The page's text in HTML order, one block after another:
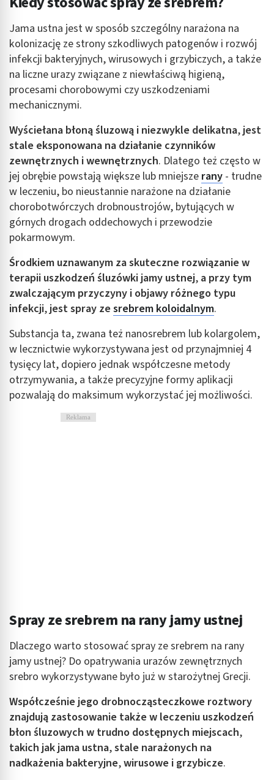
Jama ustna jest w sposób szczególny narażona na
kolonizację ze strony szkodliwych patogenów i rozwój
infekcji bakteryjnych, wirusowych i grzybiczych, a także
na liczne urazy związane z niewłaściwą higieną,
procesami chorobowymi czy uszkodzeniami
mechanicznymi.
Wyściełana błoną śluzową i niezwykle delikatna,jest
stale eksponowana na działanie czynników
zewnętrznych i wewnętrznych. Dlatego też często w
jej obrębie powstają większe lub mniejsze rany - trudne
w leczeniu, bo nieustannie narażone na działanie
chorobotwórczych drobnoustrojów, bytujących w
górnych drogach oddechowych i przewodzie
pokarmowym.
Środkiem uznawanym za skuteczne rozwiązanie w
terapii uszkodzeń śluzówki jamy ustnej, a przy tym
zwalczającym przyczyny i objawy różnego typu
infekcji,jest spray zesrebrem koloidalnym.
Substancja ta, zwana też nanosrebrem lub kolargolem,
w lecznictwie wykorzystywana jest od przynajmniej 4
tysięcy lat, dopiero jednak współczesne metody
otrzymywania, a także precyzyjne formy aplikacji
pozwalają do maksimum wykorzystać jej możliwości.
Reklama
Spray ze srebrem na rany jamy ustnej
Dlaczego warto stosować spray ze srebrem na rany
jamy ustnej? Do opatrywania urazów zewnętrznych
srebro wykorzystywane było już w starożytnej Grecji.
Współcześnie jego drobnocząsteczkowe roztwory
znajdują zastosowanie także w leczeniu uszkodzeń
błon śluzowych w trudno dostępnych miejscach,
takich jak jama ustna,stale narażonych na
nadkażenia bakteryjne,wirusowe i grzybicze.